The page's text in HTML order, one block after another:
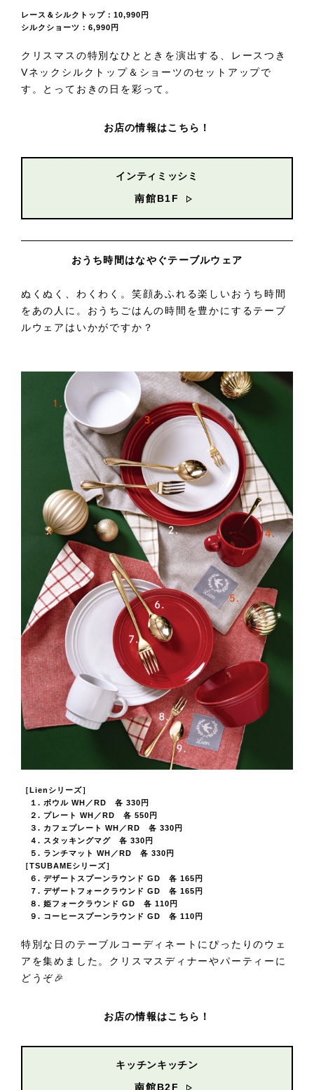
レース＆シルクトップ：10,990円
シルクショーツ：6,990円
クリスマスの特別なひとときを演出する、レースつき
Vネックシルクトップ＆ショーツのセットアップで
す。とっておきの日を彩って。
お店の情報はこちら！
インティミッシミ
南館B1F
おうち時間はなやぐテーブルウェア
ぬくぬく、わくわく。笑顔あふれる楽しいおうち時間
をあの人に。おうちごはんの時間を豊かにするテーブ
ルウェアはいかがですか？
［Lienシリーズ］
１. ボウル WH／RD 各 330円
２. プレート WH／RD 各 550円
３. カフェプレート WH／RD 各 330円
４. スタッキングマグ 各 330円
５. ランチマット WH／RD 各 330円
［TSUBAMEシリーズ］
６. デザートスプーンラウンド GD 各 165円
７. デザートフォークラウンド GD 各 165円
８. 姫フォークラウンド GD 各 110円
９. コーヒースプーンラウンド GD 各 110円
特別な日のテーブルコーディネートにぴったりのウェ
アを集めました。クリスマスディナーやパーティーに
どうぞ🎉
お店の情報はこちら！
キッチンキッチン
南館B2F